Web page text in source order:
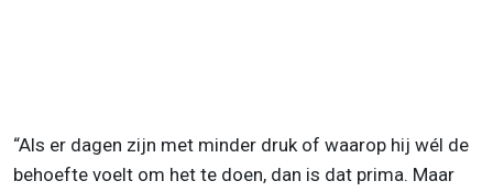
“Als er dagen zijn met minder druk of waarop hij wél de
behoefte voelt om het te doen, dan is dat prima. Maar